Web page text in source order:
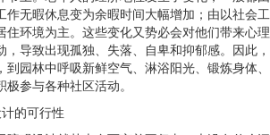
作无暇休息变为余暇时间大幅增加；由以社会工
住环境为主。这些变化又势必会对他们带来心理
导致出现孤独、失落、自卑和抑郁感。因此，
园林中呼吸新鲜空气、淋浴阳光、锻炼身体、
参与各种社区活动。
的可行性